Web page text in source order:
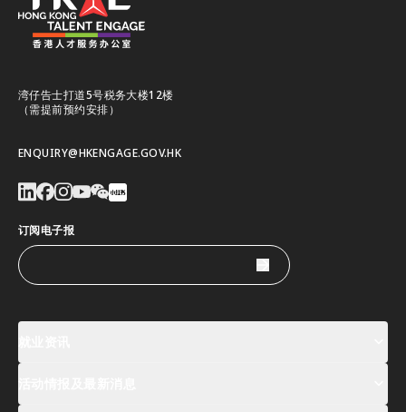
湾仔告士打道5号税务大楼12楼
（需提前预约安排）
ENQUIRY@HKENGAGE.GOV.HK
订阅电子报
薪酬指数